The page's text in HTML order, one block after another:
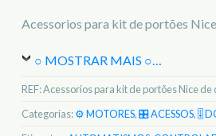
Acessorios para kit de portões
○ MOSTRAR MAIS ○…
REF:Acessorios para kit de portões Nice de
Categorias:⚙️ MOTORES,🎛️ ACESSOS, 🎚️